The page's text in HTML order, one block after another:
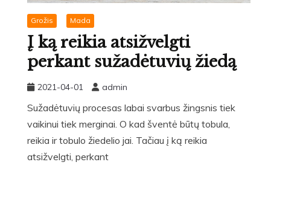
Grožis Mada
Į ką reikia atsižvelgti
perkant sužadėtuvių žiedą
2021-04-01 admin
Sužadėtuvių procesas labai svarbus žingsnis tiek
vaikinui tiek merginai. O kad šventė būtų tobula,
reikia ir tobulo žiedelio jai. Tačiau į ką reikia
atsižvelgti, perkant